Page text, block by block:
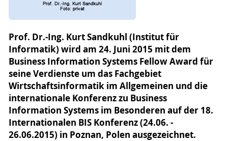
Prof. Dr.-Ing. Kurt Sandkuhl (Institut für
Informatik) wird am 24. Juni 2015 mit dem
Business Information Systems Fellow Award für
seine Verdienste um das Fachgebiet
Wirtschaftsinformatik im Allgemeinen und die
internationale Konferenz zu Business
Information Systems im Besonderen auf der 18.
Internationalen BIS Konferenz (24.06. -
26.06.2015) in Poznan, Polen ausgezeichnet.